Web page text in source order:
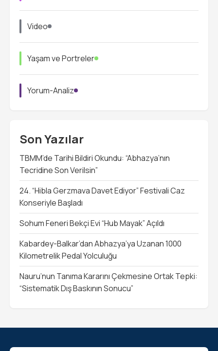
Video
Yaşam ve Portreler
Yorum-Analiz
Son Yazılar
TBMM’de Tarihi Bildiri Okundu: “Abhazya’nın
Tecridine Son Verilsin”
24. “Hibla Gerzmava Davet Ediyor” Festivali Caz
Konseriyle Başladı
Sohum Feneri Bekçi Evi “Hub Mayak” Açıldı
Kabardey-Balkar’dan Abhazya’ya Uzanan 1000
Kilometrelik Pedal Yolculuğu
Nauru’nun Tanıma Kararını Çekmesine Ortak Tepki:
“Sistematik Dış Baskının Sonucu”